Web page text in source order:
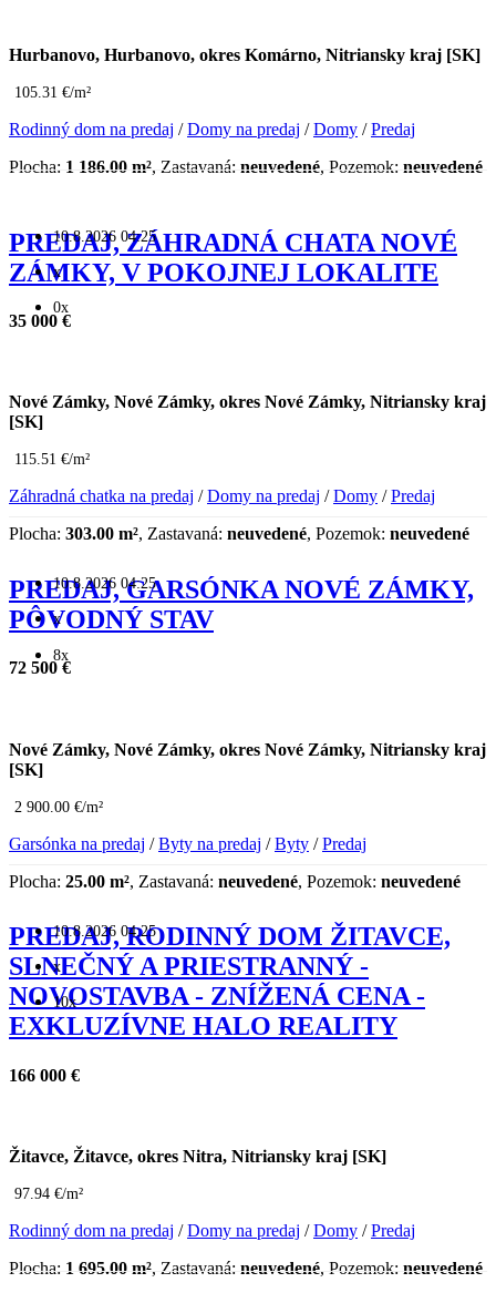
Hurbanovo, Hurbanovo, okres Komárno, Nitriansky kraj [SK]
105.31 €/m²
Rodinný dom na predaj /Domy na predaj /Domy /Predaj
Plocha: 1 186.00 m², Zastavaná: neuvedené, Pozemok: neuvedené
10.8.2026 04:25
x
0x
PREDAJ, ZÁHRADNÁ CHATA NOVÉ
ZÁMKY, V POKOJNEJ LOKALITE
35 000 €
Nové Zámky, Nové Zámky, okres Nové Zámky, Nitriansky kraj
[SK]
115.51 €/m²
Záhradná chatka na predaj /Domy na predaj /Domy /Predaj
Plocha: 303.00 m², Zastavaná: neuvedené, Pozemok: neuvedené
10.8.2026 04:25
x
8x
PREDAJ, GARSÓNKA NOVÉ ZÁMKY,
PÔVODNÝ STAV
72 500 €
Nové Zámky, Nové Zámky, okres Nové Zámky, Nitriansky kraj
[SK]
2 900.00 €/m²
Garsónka na predaj /Byty na predaj /Byty /Predaj
Plocha: 25.00 m², Zastavaná: neuvedené, Pozemok: neuvedené
10.8.2026 04:25
x
10x
PREDAJ, RODINNÝ DOM ŽITAVCE,
SLNEČNÝ A PRIESTRANNÝ -
NOVOSTAVBA - ZNÍŽENÁ CENA -
EXKLUZÍVNE HALO REALITY
166 000 €
Žitavce, Žitavce, okres Nitra, Nitriansky kraj [SK]
97.94 €/m²
Rodinný dom na predaj /Domy na predaj /Domy /Predaj
Plocha: 1 695.00 m², Zastavaná: neuvedené, Pozemok: neuvedené